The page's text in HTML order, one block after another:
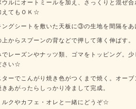
ルにオートミールを加え、さっくりと混ぜ合
えてもＯＫ☆
グシートを敷いた天板に③の生地を間隔をあ
からスプーンの背などで押して薄く伸ばす。
レーズンやナッツ類、ゴマをトッピング。
さい☆
ーでこんがり焼き色がつくまで焼く。オー
あがったらしっかり冷まして完成。
ルクやカフェ・オレと一緒にどうぞ☆